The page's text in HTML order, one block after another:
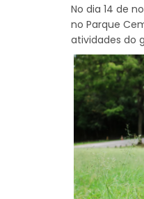
No dia 14 de
no Parque
atividades do